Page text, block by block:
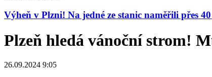
Výheň v Plzni! Na jedné ze stanic naměřili přes
Plzeň hledá vánoční strom!
26.09.2024 9:05